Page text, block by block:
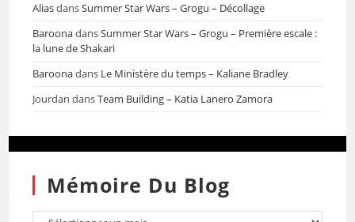
AliasdansSummer Star Wars – Grogu – Décollage
BaroonadansSummer Star Wars – Grogu – Première escale :
la lune de Shakari
Baroonadans Le Ministère du temps – Kaliane Bradley
Jourdan dansTeam Building – Katia Lanero Zamora
Mémoire Du Blog